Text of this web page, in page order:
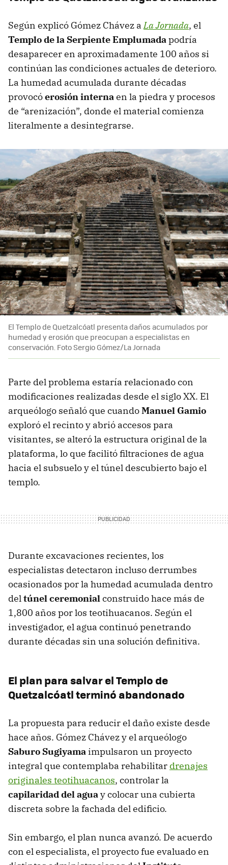
Según explicó Gómez Chávez aLa Jornada, el
Templo de la Serpiente Emplumadapodría
desaparecer en aproximadamente 100 años si
continúan las condiciones actuales de deterioro.
La humedad acumulada durante décadas
provocóerosión internaen la piedra y procesos
de “arenización”, donde el material comienza
literalmente a desintegrarse.
El Templo de Quetzalcóatl presenta daños acumulados por
humedad y erosión que preocupan a especialistas en
conservación. Foto Sergio Gómez/La Jornada
Parte del problema estaría relacionado con
modificaciones realizadas desde el siglo XX. El
arqueólogo señaló que cuandoManuel Gamio
exploró el recinto y abrió accesos para
visitantes, se alteró la estructura original de la
plataforma, lo que facilitó filtraciones de agua
hacia el subsuelo y el túnel descubierto bajo el
templo.
Durante excavaciones recientes, los
especialistas detectaron incluso derrumbes
ocasionados por la humedad acumulada dentro
deltúnel ceremonialconstruido hace más de
1,800 años por los teotihuacanos. Según el
investigador, el agua continuó penetrando
durante décadas sin una solución definitiva.
El plan para salvar el Templo de
Quetzalcóatl terminó abandonado
La propuesta para reducir el daño existe desde
hace años. Gómez Chávez y el arqueólogo
Saburo Sugiyama impulsaron un proyecto
integral que contemplaba rehabilitar drenajes
originales teotihuacanos, controlar la
capilaridad del aguay colocar una cubierta
discreta sobre la fachada del edificio.
Sin embargo, el plan nunca avanzó. De acuerdo
con el especialista, el proyecto fue evaluado en